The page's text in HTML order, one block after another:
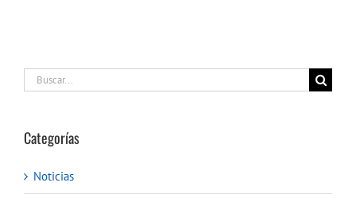
Buscar:
Categorías
Noticias